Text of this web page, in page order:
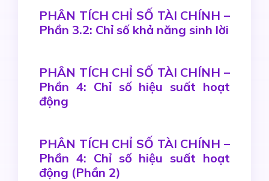
PHÂN TÍCH CHỈ SỐ TÀI CHÍNH –
Phần 3.2: Chỉ số khả năng sinh lời
PHÂN TÍCH CHỈ SỐ TÀI CHÍNH –
Phần 4: Chỉ số hiệu suất hoạt
động
PHÂN TÍCH CHỈ SỐ TÀI CHÍNH –
Phần 4: Chỉ số hiệu suất hoạt
động (Phần 2)